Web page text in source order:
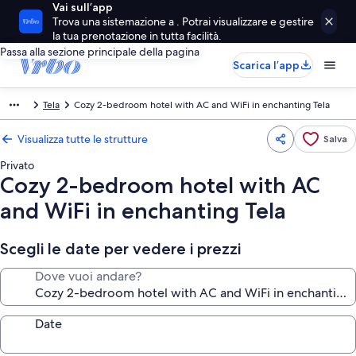
Vai sull’app
Trova una sistemazione a . Potrai visualizzare e gestire
la tua prenotazione in tutta facilità.
Passa alla sezione principale della pagina
Scarica l’app
Tela Cozy 2-bedroom hotel with AC and WiFi in enchanting Tela
Visualizza tutte le strutture Salva
Privato
Cozy 2-bedroom hotel with AC
and WiFi in enchanting Tela
Scegli le date per vedere i prezzi
Dove vuoi andare?
Date